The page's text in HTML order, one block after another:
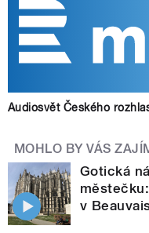
Audiosvět Českého
MOHLO BY VÁS
Gotická
v